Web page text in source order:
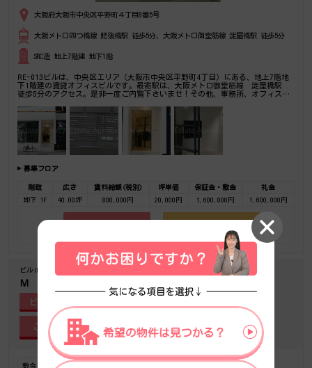
大阪府大阪市中央区平野町４丁目8番5号
大阪メトロ四つ橋線 肥後橋駅 徒歩5分、大阪メトロ御堂筋線 淀屋橋駅 徒歩5分
SRC造 地上7階建 地下1階
RE-013ビルは、中央区エリア（大阪市中央区平野町4丁目）にある、地上7階地
下1階建の賃貸オフィスビルです。最寄駅は、大阪メトロ御堂筋線 淀屋橋駅
徒歩5分のアクセス。是非一度ご内覧下さいませ！その他、事務所、オフィス移
募集フロア
階数 広さ 賃料総額(税別) 坪単価 保証金・敷金
礼金
地下 1F
40.00坪 800,000円 20,000円 1,600,000円 1,600,000円
ビルID-9935
Ｍ ｇｌｏｂａｌ ＯＳＡＫＡ Ｂｕｉｌｄｉｎｇ
ビル詳細
敷金（保証金）3ヶ月以内 ヴィンテージ・レトロ